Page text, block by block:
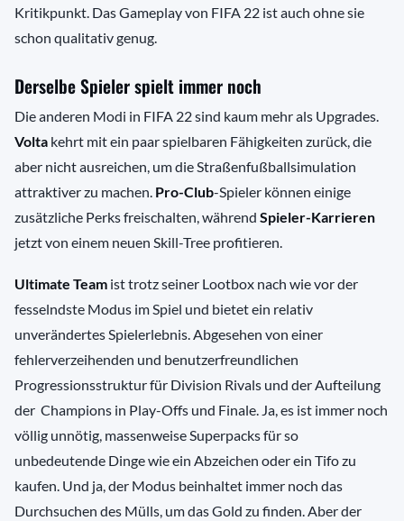
Kritikpunkt. Das Gameplay von FIFA 22 ist auch ohne sie
schon qualitativ genug.
Derselbe Spieler spielt immer noch
Die anderen Modi in FIFA 22 sind kaum mehr als Upgrades.
Volta kehrt mit ein paar spielbaren Fähigkeiten zurück, die
aber nicht ausreichen, um die Straßenfußballsimulation
attraktiver zu machen. Pro-Club-Spieler können einige
zusätzliche Perks freischalten, während Spieler-Karrieren
jetzt von einem neuen Skill-Tree profitieren.
Ultimate Team ist trotz seiner Lootbox nach wie vor der
fesselndste Modus im Spiel und bietet ein relativ
unverändertes Spielerlebnis. Abgesehen von einer
fehlerverzeihenden und benutzerfreundlichen
Progressionsstruktur für Division Rivals und der Aufteilung
der Champions in Play-Offs und Finale. Ja, es ist immer noch
völlig unnötig, massenweise Superpacks für so
unbedeutende Dinge wie ein Abzeichen oder ein Tifo zu
kaufen. Und ja, der Modus beinhaltet immer noch das
Durchsuchen des Mülls, um das Gold zu finden. Aber der